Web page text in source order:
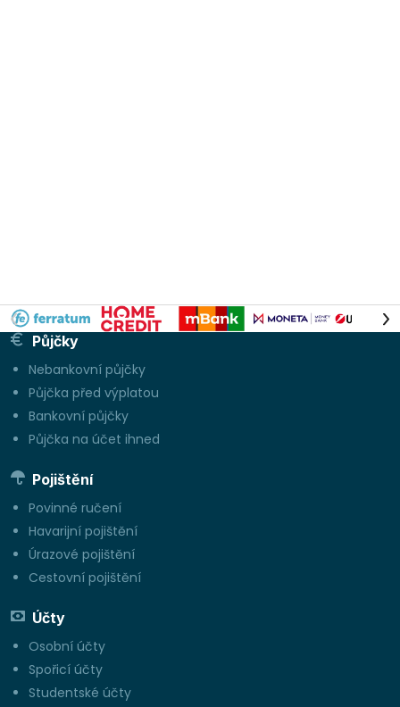
Půjčky
Nebankovní půjčky
Půjčka před výplatou
Bankovní půjčky
Půjčka na účet ihned
Pojištění
Povinné ručení
Havarijní pojištění
Úrazové pojištění
Cestovní pojištění
Účty
Osobní účty
Spořicí účty
Studentské účty